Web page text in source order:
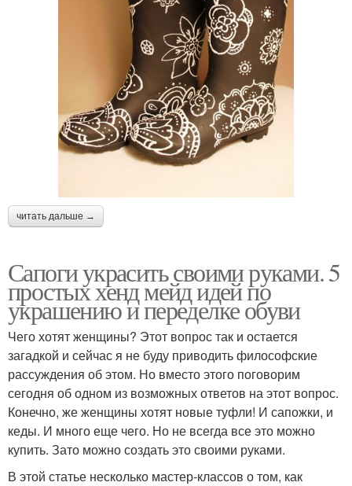
читать дальше →
Сапоги украсить своими руками. 5
простых хенд мейд идей по
украшению и переделке обуви
Чего хотят женщины? Этот вопрос так и остается
загадкой и сейчас я не буду приводить философские
рассуждения об этом. Но вместо этого поговорим
сегодня об одном из возможных ответов на этот вопрос.
Конечно, же женщины хотят новые туфли! И сапожки, и
кеды. И много еще чего. Но не всегда все это можно
купить. Зато можно создать это своими руками.
В этой статье несколько мастер-классов о том, как